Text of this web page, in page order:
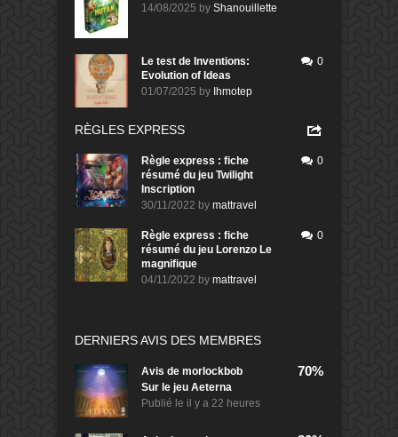
14/08/2025 by Shanouillette
Le test de Inventions:
Evolution of Ideas
01/07/2025 by Ihmotep
0
RÈGLES EXPRESS
Règle express : fiche
résumé du jeu Twilight
Inscription
30/11/2022 by mattravel
0
Règle express : fiche
résumé du jeu Lorenzo Le
magnifique
04/11/2022 by mattravel
0
DERNIERS AVIS DES MEMBRES
Avis de morlockbob
Sur le jeu Aeterna
Publié le il y a 22 heures
70%